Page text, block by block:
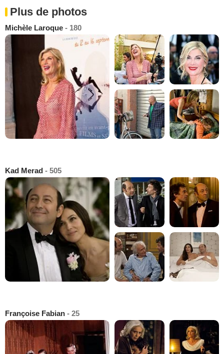
Plus de photos
Michèle Laroque - 180
Kad Merad - 505
Françoise Fabian - 25